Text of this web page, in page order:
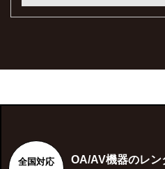
全国対応
OA/AV機器のレン